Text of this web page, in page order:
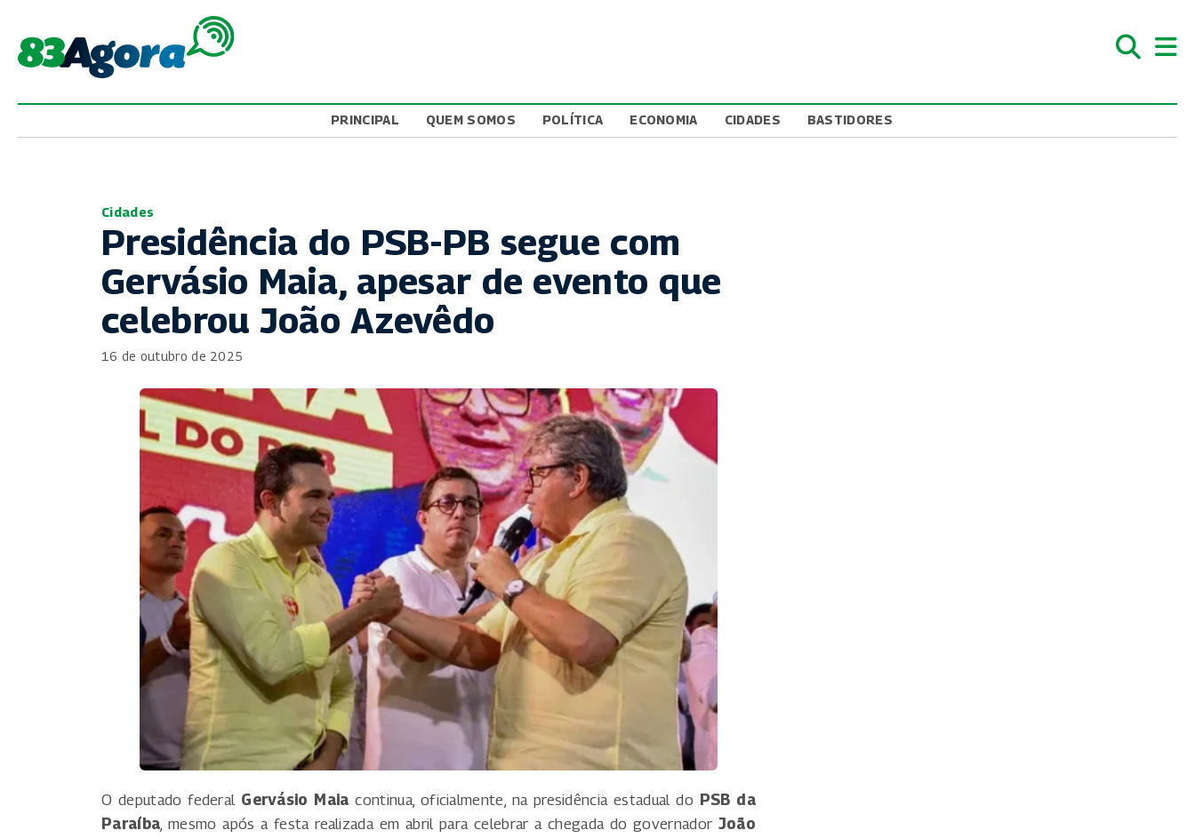
PRINCIPAL QUEM SOMOS POLÍTICA ECONOMIA CIDADES BASTIDORES
Cidades
Presidência do PSB-PB segue com
Gervásio Maia, apesar de evento que
celebrou João Azevêdo
16 de outubro de 2025
O deputado federal Gervásio Maia continua, oficialmente, na presidência estadual do PSB da
Paraíba, mesmo após a festa realizada em abril para celebrar a chegada do governador João